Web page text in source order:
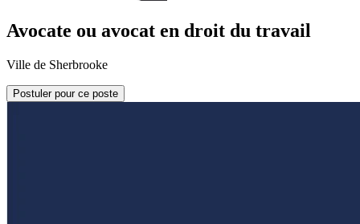
Avocate ou avocat en droit du travail
Ville de Sherbrooke
Postuler pour ce poste